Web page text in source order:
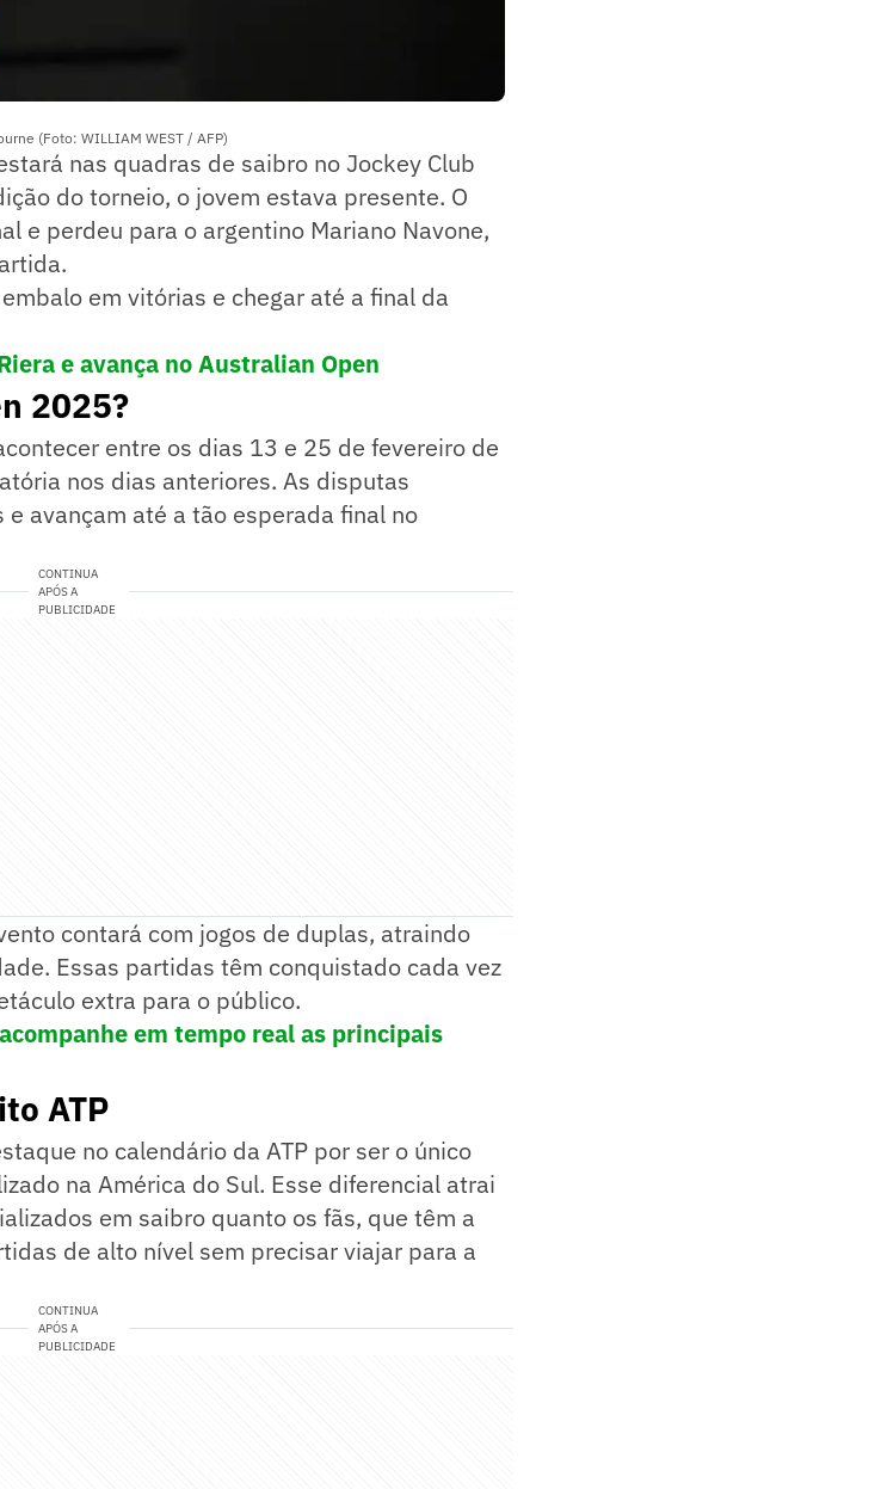
(Foto: WILLIAM WEST / AFP)
nas quadras de saibro no Jockey Club
do torneio, o jovem estava presente. O
e perdeu para o argentino Mariano Navone,
em vitórias e chegar até a final da
e avança no Australian Open
2025?
entre os dias 13 e 25 de fevereiro de
nos dias anteriores. As disputas
avançam até a tão esperada final no
CONTINUA
APÓS A
PUBLICIDADE
contará com jogos de duplas, atraindo
Essas partidas têm conquistado cada vez
extra para o público.
em tempo real as principais
ATP
no calendário da ATP por ser o único
na América do Sul. Esse diferencial atrai
em saibro quanto os fãs, que têm a
de alto nível sem precisar viajar para a
CONTINUA
APÓS A
PUBLICIDADE